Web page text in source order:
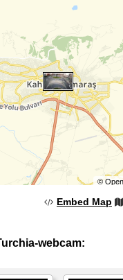
©
Embed Map
webcam: